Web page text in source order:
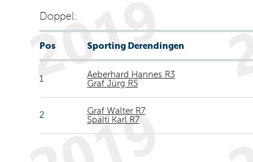
Doppel:
Pos Sporting Derendingen
1
Aeberhard Hannes R3
Graf Jürg R5
2
Graf Walter R7
Spälti Karl R7